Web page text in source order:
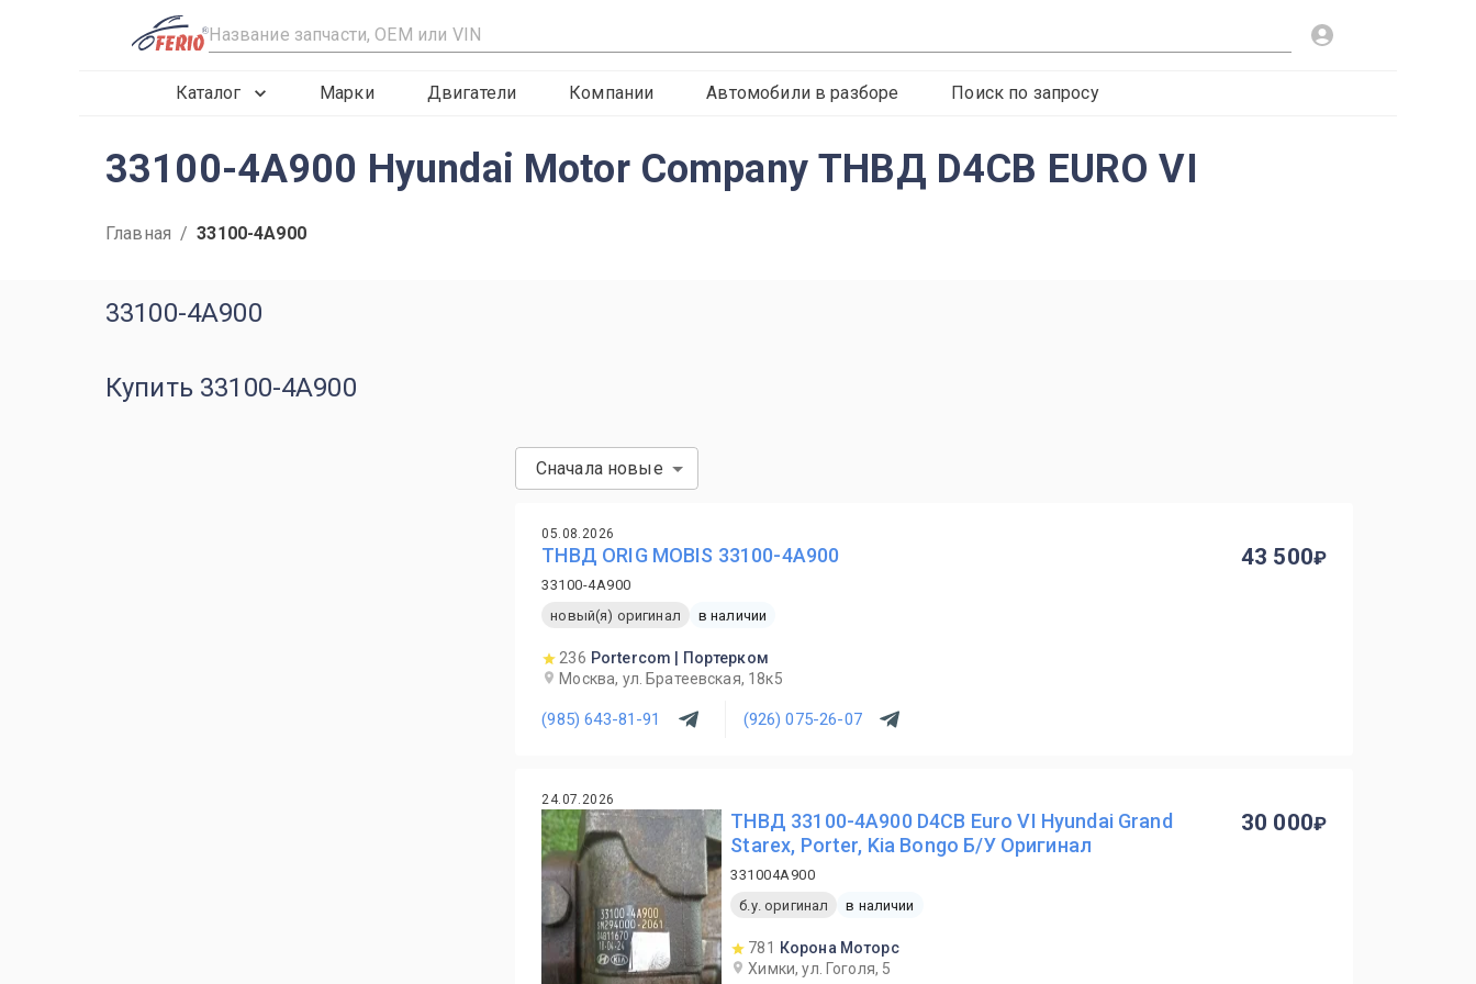
R
Каталог Марки Двигатели Компании Автомобили в разборе Поиск по запросу
33100-4A900 Hyundai Motor Company ТНВД D4CB EURO VI
Главная / 33100-4A900
33100-4A900
Купить 33100-4A900
Сначала новые
05.08.2026
ТНВД ORIG MOBIS 33100-4A900
33100-4A900
новый(я) оригинал
в наличии
236 Portercom | Портерком
Москва, ул. Братеевская, 18к5
(985) 643-81-91 (926) 075-26-07
43 500
24.07.2026
ТНВД 33100-4A900 D4CB Euro VI Hyundai Grand
Starex, Porter, Kia Bongo Б/У Оригинал
331004A900
б.у. оригинал
в наличии
781
Корона Моторс
Химки, ул. Гоголя, 5
30 000